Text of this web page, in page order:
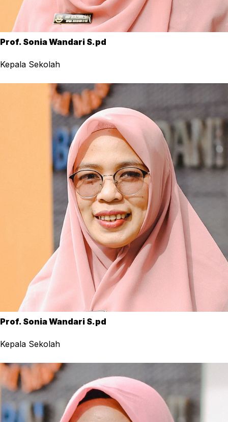
Prof. Sonia Wandari S.pd
Kepala Sekolah
Prof. Sonia Wandari S.pd
Kepala Sekolah